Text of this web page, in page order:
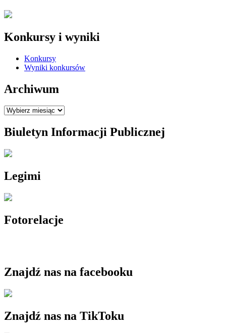
Konkursy i wyniki
Konkursy
Wyniki konkursów
Archiwum
Archiwum
Biuletyn Informacji Publicznej
Legimi
Fotorelacje
Znajdź nas na facebooku
Znajdź nas na TikToku